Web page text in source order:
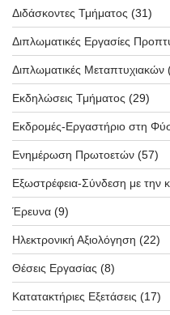
Διδάσκοντες Τμήματος (31)
Διπλωματικές Εργασίες
Διπλωματικές Μεταπτυχιακών
Εκδηλώσεις Τμήματος (29)
Εκδρομές-Εργαστήριο στη
Ενημέρωση Πρωτοετών (57)
Εξωστρέφεια-Σύνδεση με την
Έρευνα (9)
Ηλεκτρονική Αξιολόγηση (22)
Θέσεις Εργασίας (8)
Κατατακτήριες Εξετάσεις (17)